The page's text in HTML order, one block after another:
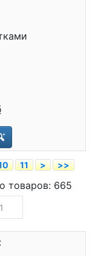
11 > >>
товаров: 665